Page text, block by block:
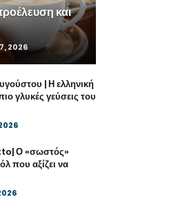
και
2026
| Η ελληνική
γλυκές γεύσεις του
Ο «σωστός»
που αξίζει να